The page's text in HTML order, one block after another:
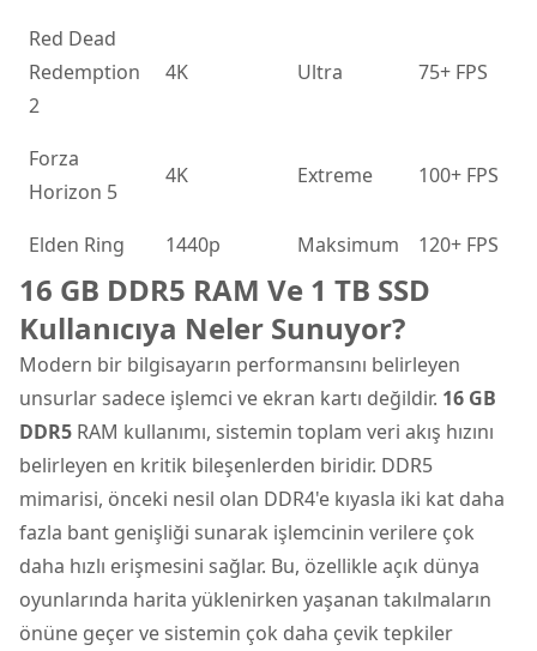
Red Dead
Redemption
2
4K Ultra 75+ FPS
Forza
Horizon 5
4K Extreme 100+ FPS
Elden Ring 1440p Maksimum 120+ FPS
16 GB DDR5 RAM Ve 1 TB SSD
Kullanıcıya Neler Sunuyor?
Modern bir bilgisayarın performansını belirleyen
unsurlar sadece işlemci ve ekran kartı değildir. 16 GB
DDR5 RAM kullanımı, sistemin toplam veri akış hızını
belirleyen en kritik bileşenlerden biridir. DDR5
mimarisi, önceki nesil olan DDR4'e kıyasla iki kat daha
fazla bant genişliği sunarak işlemcinin verilere çok
daha hızlı erişmesini sağlar. Bu, özellikle açık dünya
oyunlarında harita yüklenirken yaşanan takılmaların
önüne geçer ve sistemin çok daha çevik tepkiler